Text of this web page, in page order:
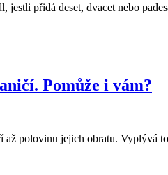
přidá deset, dvacet nebo
Pomůže i vám?
polovinu jejich obratu.